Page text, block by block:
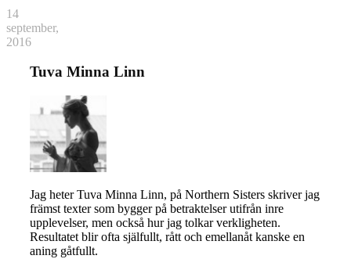
14
september,
2016
Tuva Minna Linn
Jag heter Tuva Minna Linn, på Northern Sisters skriver jag
främst texter som bygger på betraktelser utifrån inre
upplevelser, men också hur jag tolkar verkligheten.
Resultatet blir ofta själfullt, rått och emellanåt kanske en
aning gåtfullt.